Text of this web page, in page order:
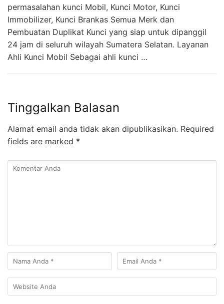
permasalahan kunci Mobil, Kunci Motor, Kunci
Immobilizer, Kunci Brankas Semua Merk dan
Pembuatan Duplikat Kunci yang siap untuk dipanggil
24 jam di seluruh wilayah Sumatera Selatan. Layanan
Ahli Kunci Mobil Sebagai ahli kunci …
Tinggalkan Balasan
Alamat email anda tidak akan dipublikasikan. Required
fields are marked *